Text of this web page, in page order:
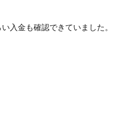
入金も確認できていました。